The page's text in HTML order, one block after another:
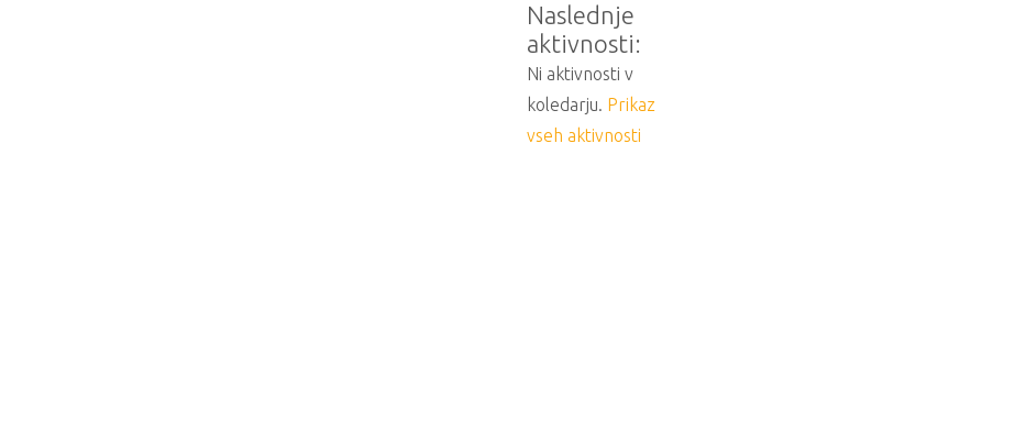
Naslednje
aktivnosti:
Ni aktivnosti v
koledarju. Prikaz
vseh aktivnosti